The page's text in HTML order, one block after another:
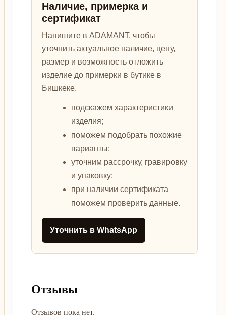
Наличие, примерка и
сертификат
Напишите в ADAMANT, чтобы
уточнить актуальное наличие, цену,
размер и возможность отложить
изделие до примерки в бутике в
Бишкеке.
подскажем характеристики
изделия;
поможем подобрать похожие
варианты;
уточним рассрочку, гравировку
и упаковку;
при наличии сертификата
поможем проверить данные.
Уточнить в WhatsApp
Отзывы
Отзывов пока нет.